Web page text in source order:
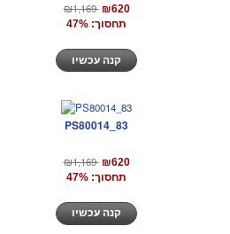
₪1,169 ₪620
תחסוך: 47%
PS80014_83
₪1,169 ₪620
תחסוך: 47%